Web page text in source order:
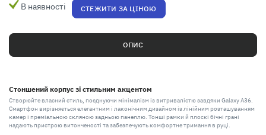
В наявності СТЕЖИТИ ЗА ЦІНОЮ
ОПИС
Стоншений корпус зі стильним акцентом
Створюйте власний стиль, поєднуючи мінімалізм із витривалістю завдяки Galaxy A36.
Смартфон вирізняється елегантним і лаконічним дизайном із лінійним розташуванням
камер і преміальною скляною задньою панеллю. Тонші рамки й плоскі бічні грані
надають пристрою витонченості та забезпечують комфортне тримання в руці.